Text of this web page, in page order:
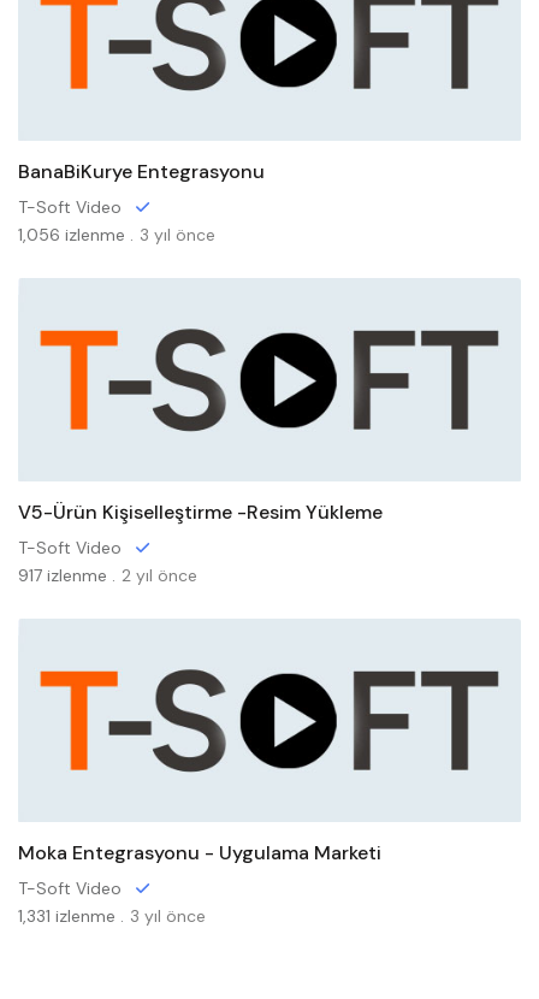
BanaBiKurye Entegrasyonu
T-Soft Video
1,056 izlenme . 3 yıl önce
V5-Ürün Kişiselleştirme -Resim Yükleme
T-Soft Video
917 izlenme . 2 yıl önce
Moka Entegrasyonu - Uygulama Marketi
T-Soft Video
1,331 izlenme . 3 yıl önce